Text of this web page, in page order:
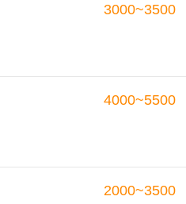
3000~3500
4000~5500
2000~3500